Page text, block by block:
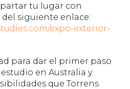
tu lugar con
siguiente enlace:
expo-exterior-
para dar el primer paso
en Australia y
que Torrens